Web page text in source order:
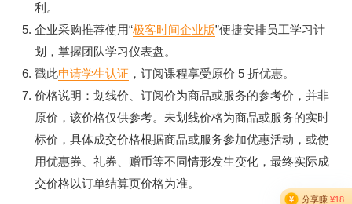
利。
企业采购推荐使用“极客时间企业版”便捷安排员工学习计
划，掌握团队学习仪表盘。
戳此申请学生认证 ，订阅课程享受原价 5 折优惠。
价格说明：划线价、订阅价为商品或服务的参考价，并非
原价，该价格仅供参考。未划线价格为商品或服务的实时
标价，具体成交价格根据商品或服务参加优惠活动，或使
用优惠券、礼券、赠币等不同情形发生变化，最终实际成
交价格以订单结算页价格为准。